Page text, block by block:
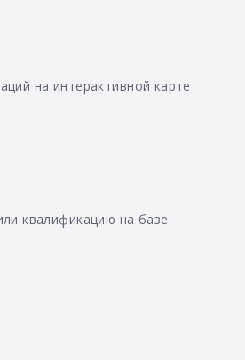
на интерактивной карте
квалификацию на базе